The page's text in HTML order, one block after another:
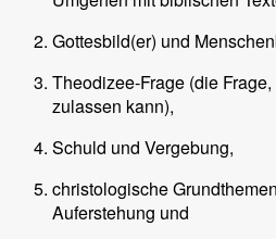
Gottesbild(er) und
Theodizee-Frage (die
zulassen kann),
Schuld und Vergebung,
christologische
Auferstehung und